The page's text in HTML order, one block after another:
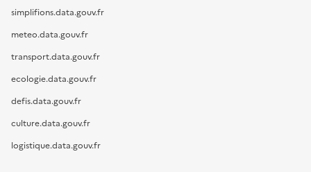
simplifions.data.gouv.fr
meteo.data.gouv.fr
transport.data.gouv.fr
ecologie.data.gouv.fr
defis.data.gouv.fr
culture.data.gouv.fr
logistique.data.gouv.fr